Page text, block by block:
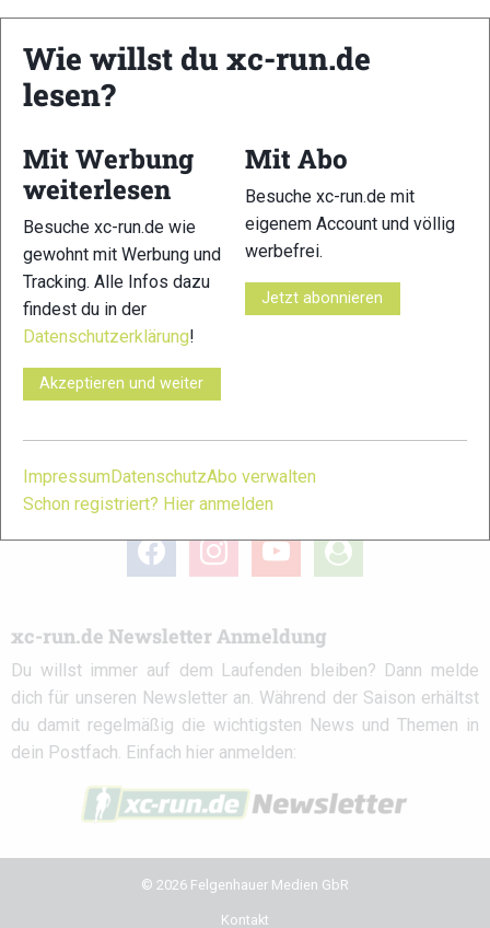
Ganztägig
xc-run.de ist DAS deutschsprachige Trailrunning-Portal mit
aktuellen News aus der Szene, einer Traildatenbank,
Trailrunning-Community und allem was du sonst noch über
deine Lieblingssportart wissen solltest.
ObTrailrunning-Anfänger oder Profi-Sportler, wir haben
immer ein offenes Ohr für dich! Du kannst uns jederzeit über
dasKontaktformularerreichen.
Partner
xc-run.de in den sozialen Netzwerken
facebookinstagramyoutubeuser-
circle
xc-run.de Newsletter Anmeldung
Du willst immer auf dem Laufenden bleiben? Dann melde
dich für unseren Newsletter an. Während der Saison erhältst
du damit regelmäßig die wichtigsten News und Themen in
dein Postfach. Einfach hier anmelden:
© 2026 Felgenhauer Medien GbR
Kontakt
Wie willst du xc-run.de
lesen?
Mit Werbung
weiterlesen
Besuche xc-run.de wie
gewohnt mit Werbung und
Tracking. Alle Infos dazu
findest du in der
Datenschutzerklärung!
Akzeptieren und weiter
Mit Abo
Besuche xc-run.de mit
eigenem Account und völlig
werbefrei.
Jetzt abonnieren
Impressum DatenschutzAbo verwalten
Schon registriert? Hier anmelden